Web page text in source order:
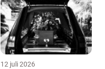
12 juli 2026